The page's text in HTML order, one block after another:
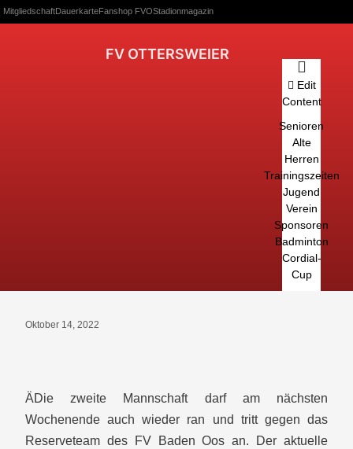
MitgliedschaftDauerkarteFanshop FVOStadionmagazin
FV OTTERSWEIER
Edit
Content
Senioren
Alte
Herren
Trainingszeiten
Jugend
Verein
Sponsoren
Badminton
Cordial-
Cup
Oktober 14, 2022
ÄDie zweite Mannschaft darf am nächsten
Wochenende auch wieder ran und tritt gegen das
Reserveteam des FV Baden Oos an. Der aktuelle